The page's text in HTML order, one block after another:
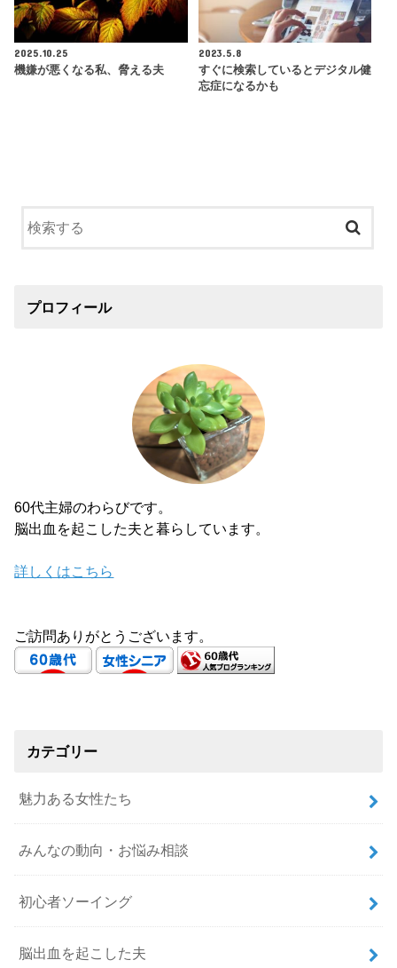
2025.10.25
機嫌が悪くなる私、脅える夫
2023.5.8
すぐに検索しているとデジタル健
忘症になるかも
プロフィール
60代主婦のわらびです。
脳出血を起こした夫と暮らしています。
詳しくはこちら
ご訪問ありがとうございます。
カテゴリー
魅力ある女性たち
みんなの動向・お悩み相談
初心者ソーイング
脳出血を起こした夫